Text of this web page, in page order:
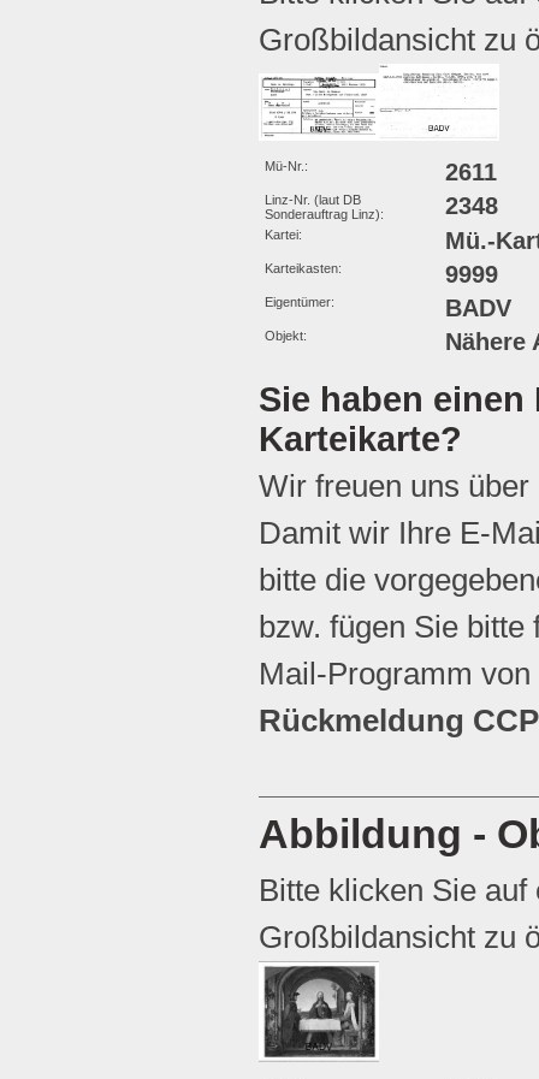
Großbildansicht zu
Mü-Nr.: 2611
Linz-Nr. (laut DB
Sonderauftrag Linz):
2348
Kartei: Mü.-
Karteikasten: 9999
Eigentümer: BADV
Objekt: Nähere
Sie haben
Karteikarte?
Wir freuen uns
Damit wir Ihre E-
bitte die
bzw. fügen Sie
Mail-Programm
Rückmeldung
Abbildung -
Bitte klicken Sie
Großbildansicht zu